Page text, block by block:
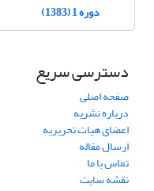
دوره 1 (1383)
دسترسی سریع
صفحه اصلی
درباره نشریه
اعضای هیات تحریریه
ارسال مقاله
تماس با ما
نقشه سایت